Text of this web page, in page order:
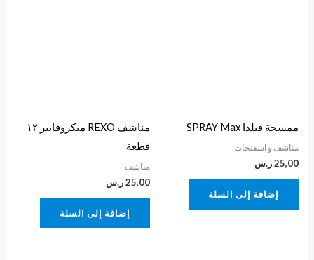
ممسحة فيلدا SPRAY Max
مناشف و اسفنجات
25,00 ر.س
إضافة إلى السلة
مناشف REXO ميكروفايبر ١٢
قطعة
مناشف
25,00ر.س
إضافة إلى السلة